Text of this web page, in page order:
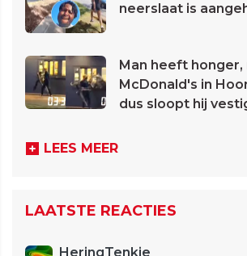
neerslaat is
Man heeft honger,
McDonald's in
dus sloopt hij
LEES MEER
LAATSTE REACTIES
HeringTenkie